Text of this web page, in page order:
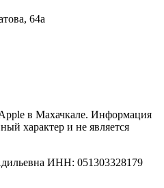
64а
в Махачкале. Информация
характер и не является
ИНН: 051303328179